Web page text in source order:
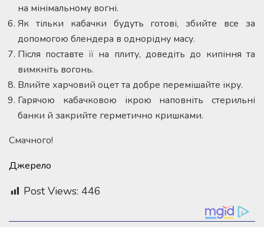
на мінімальному вогні.
Як тільки кабачки будуть готові, збийте все за
допомогою блендера в однорідну масу.
Після поставте її на плиту, доведіть до кипіння та
вимкніть вогонь.
Влийте харчовий оцет та добре перемішайте ікру.
Гарячою кабачковою ікрою наповніть стерильні
банки й закрийте герметично кришками.
Смачного!
Джерело
Post Views: 446